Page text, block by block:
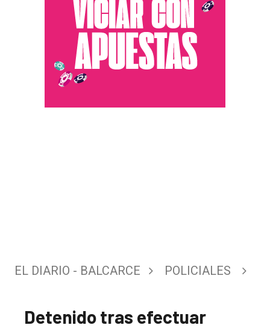
EL DIARIO - BALCARCE POLICIALES
Detenido tras efectuar